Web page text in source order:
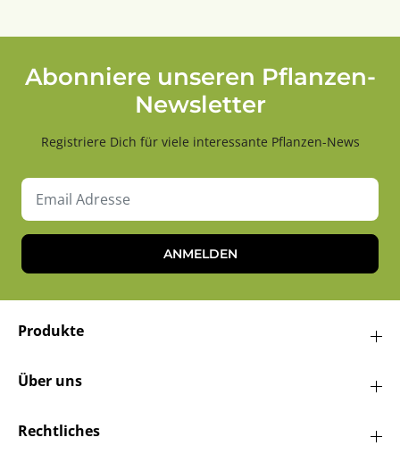
Abonniere unseren Pflanzen-
Newsletter
Registriere Dich für viele interessante Pflanzen-News
ANMELDEN
Produkte
Über uns
Rechtliches